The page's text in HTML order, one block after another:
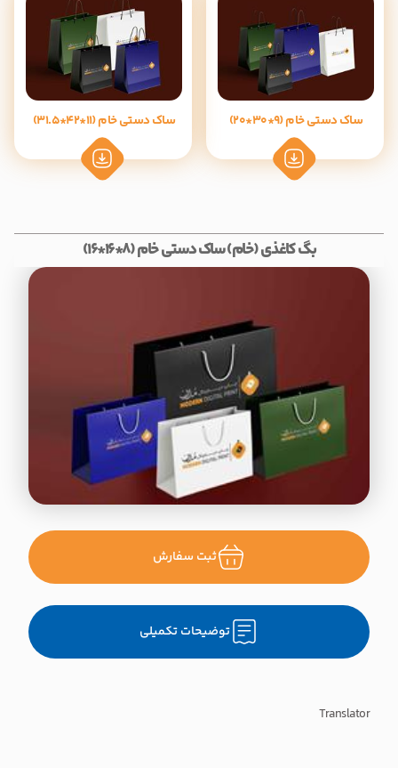
ساک دستی خام (9*30*20) ساک دستی خام (11*42*31.5)
بگ کاغذی (خام) ساک دستی خام (8*16*16)
Translator
ثبت سفارش
توضیحات تکمیلی